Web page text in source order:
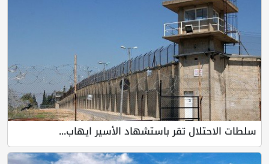
سلطات الاحتلال تقر باستشهاد الأسير ايهاب...